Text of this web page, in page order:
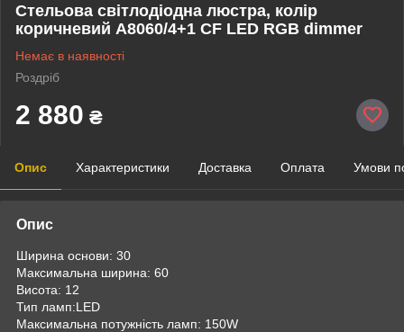
Стельова світлодіодна люстра, колір
коричневий A8060/4+1 CF LED RGB dimmer
Немає в наявності
Роздріб
2 880 ₴
Опис Характеристики Доставка Оплата Умови
Опис
Ширина основи: 30
Максимальна ширина: 60
Висота: 12
Тип ламп:LED
Максимальна потужність ламп: 150W